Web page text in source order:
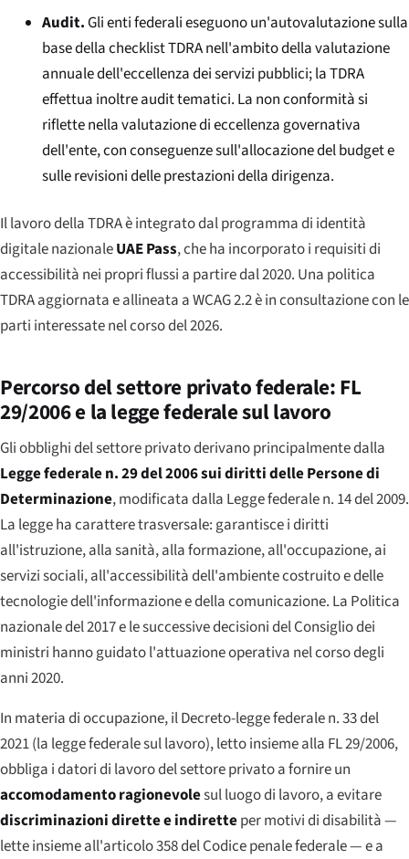
Audit.Gli enti federali eseguono un'autovalutazione sulla
base della checklist TDRA nell'ambito della valutazione
annuale dell'eccellenza dei servizi pubblici; la TDRA
effettua inoltre audit tematici. La non conformità si
riflette nella valutazione di eccellenza governativa
dell'ente, con conseguenze sull'allocazione del budget e
sulle revisioni delle prestazioni della dirigenza.
Il lavoro della TDRA è integrato dal programma di identità
digitale nazionaleUAE Pass, che ha incorporato i requisiti di
accessibilità nei propri flussi a partire dal 2020. Una politica
TDRA aggiornata e allineata a WCAG 2.2 è in consultazione con le
parti interessate nel corso del 2026.
Percorso del settore privato federale: FL
29/2006 e la legge federale sul lavoro
Gli obblighi del settore privato derivano principalmente dalla
Legge federale n. 29 del 2006 sui diritti delle Persone di
Determinazione, modificata dalla Legge federale n. 14 del 2009.
La legge ha carattere trasversale: garantisce i diritti
all'istruzione, alla sanità, alla formazione, all'occupazione, ai
servizi sociali, all'accessibilità dell'ambiente costruito e delle
tecnologie dell'informazione e della comunicazione. La Politica
nazionale del 2017 e le successive decisioni del Consiglio dei
ministri hanno guidato l'attuazione operativa nel corso degli
anni 2020.
In materia di occupazione, il Decreto-legge federale n. 33 del
2021 (la legge federale sul lavoro), letto insieme alla FL 29/2006,
obbliga i datori di lavoro del settore privato a fornire un
accomodamento ragionevolesul luogo di lavoro, a evitare
discriminazioni dirette e indiretteper motivi di disabilità —
lette insieme all'articolo 358 del Codice penale federale — e a